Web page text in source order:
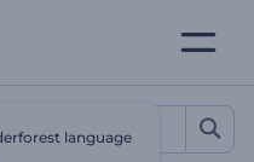
в
language